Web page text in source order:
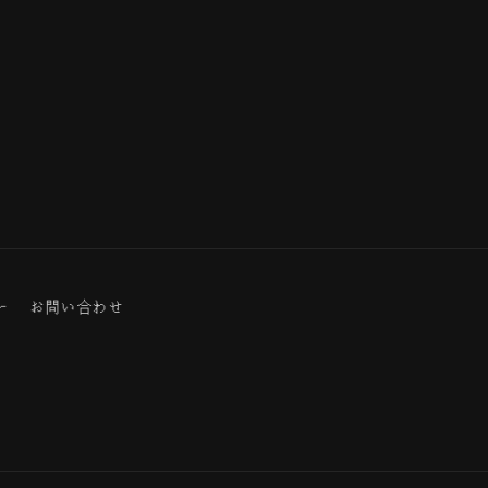
お問い合わせ